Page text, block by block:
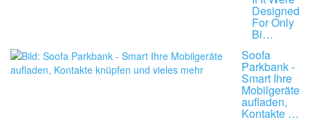
Designed
For Only
Bi…
Soofa
Parkbank -
Smart Ihre
Mobilgeräte
aufladen,
Kontakte …